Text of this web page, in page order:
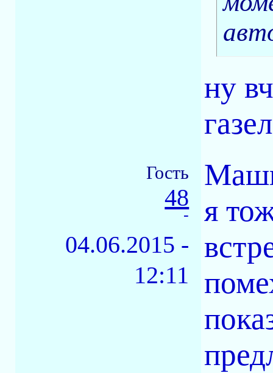
ну
Гость
48
-
04.06.2015 -
12:11
я